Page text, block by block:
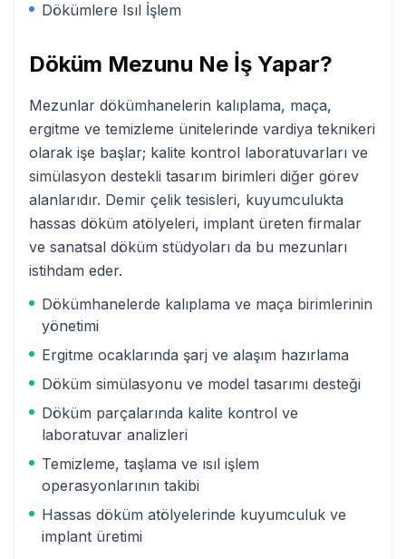
Dökümlere Isıl İşlem
Döküm Mezunu Ne İş Yapar?
Mezunlar dökümhanelerin kalıplama, maça,
ergitme ve temizleme ünitelerinde vardiya teknikeri
olarak işe başlar; kalite kontrol laboratuvarları ve
simülasyon destekli tasarım birimleri diğer görev
alanlarıdır. Demir çelik tesisleri, kuyumculukta
hassas döküm atölyeleri, implant üreten firmalar
ve sanatsal döküm stüdyoları da bu mezunları
istihdam eder.
Dökümhanelerde kalıplama ve maça birimlerinin
yönetimi
Ergitme ocaklarında şarj ve alaşım hazırlama
Döküm simülasyonu ve model tasarımı desteği
Döküm parçalarında kalite kontrol ve
laboratuvar analizleri
Temizleme, taşlama ve ısıl işlem
operasyonlarının takibi
Hassas döküm atölyelerinde kuyumculuk ve
implant üretimi